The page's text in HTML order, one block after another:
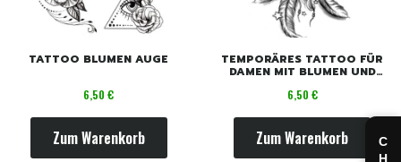
TATTOO BLUMEN AUGE
Preis
6,50 €
Zum Warenkorb
TEMPORÄRES TATTOO FÜR
DAMEN MIT BLUMEN UND
Preis
6,50 €
Zum Warenkorb